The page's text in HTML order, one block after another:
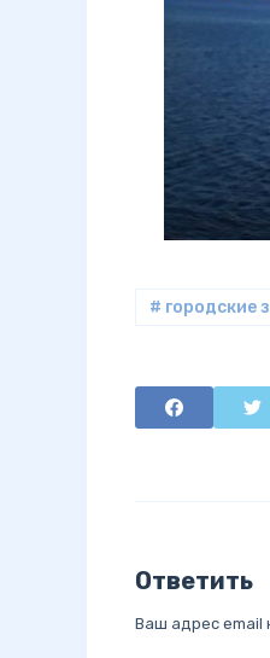
# городские
Ответить
Ваш адрес email